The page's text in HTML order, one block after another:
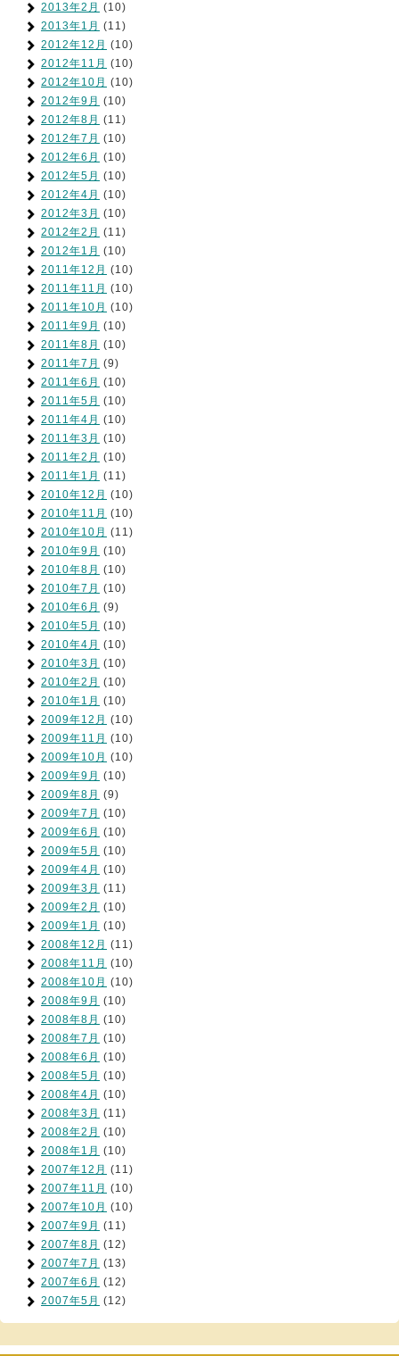
2013年2月 (10)
2013年1月 (11)
2012年12月 (10)
2012年11月 (10)
2012年10月 (10)
2012年9月 (10)
2012年8月 (11)
2012年7月 (10)
2012年6月 (10)
2012年5月 (10)
2012年4月 (10)
2012年3月 (10)
2012年2月 (11)
2012年1月 (10)
2011年12月 (10)
2011年11月 (10)
2011年10月 (10)
2011年9月 (10)
2011年8月 (10)
2011年7月 (9)
2011年6月 (10)
2011年5月 (10)
2011年4月 (10)
2011年3月 (10)
2011年2月 (10)
2011年1月 (11)
2010年12月 (10)
2010年11月 (10)
2010年10月 (11)
2010年9月 (10)
2010年8月 (10)
2010年7月 (10)
2010年6月 (9)
2010年5月 (10)
2010年4月 (10)
2010年3月 (10)
2010年2月 (10)
2010年1月 (10)
2009年12月 (10)
2009年11月 (10)
2009年10月 (10)
2009年9月 (10)
2009年8月 (9)
2009年7月 (10)
2009年6月 (10)
2009年5月 (10)
2009年4月 (10)
2009年3月 (11)
2009年2月 (10)
2009年1月 (10)
2008年12月 (11)
2008年11月 (10)
2008年10月 (10)
2008年9月 (10)
2008年8月 (10)
2008年7月 (10)
2008年6月 (10)
2008年5月 (10)
2008年4月 (10)
2008年3月 (11)
2008年2月 (10)
2008年1月 (10)
2007年12月 (11)
2007年11月 (10)
2007年10月 (10)
2007年9月 (11)
2007年8月 (12)
2007年7月 (13)
2007年6月 (12)
2007年5月 (12)